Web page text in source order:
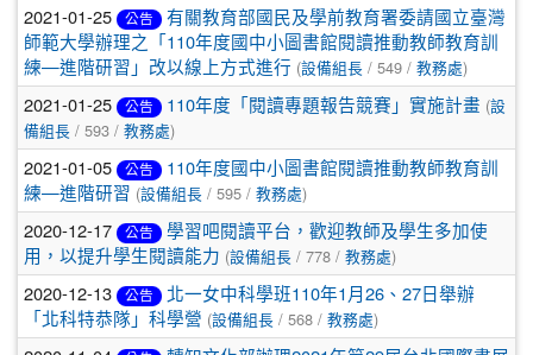
2021-01-25 公告
有關教育部國民及學前教育署委請國立臺灣
師範大學辦理之「110年度國中小圖書館閱讀推動教師教育訓
練—進階研習」改以線上方式進行 (設備組長 / 549 / 教務處)
2021-01-25 公告 110年度「閱讀專題報告競賽」實施計畫 (設
備組長 / 593 / 教務處)
2021-01-05 公告
110年度國中小圖書館閱讀推動教師教育訓
練—進階研習 (設備組長 / 595 / 教務處)
2020-12-17 公告
學習吧閱讀平台，歡迎教師及學生多加使
用，以提升學生閱讀能力 (設備組長 / 778 / 教務處)
2020-12-13 公告
北一女中科學班110年1月26、27日舉辦
「北科特恭隊」科學營 (設備組長 / 568 / 教務處)